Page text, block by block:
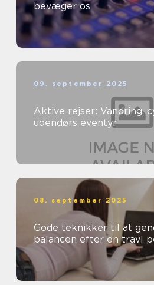
bevæger os
09. september 2025
Aktive rejser: Vandring,
udendørs eventyr
08. september 2025
Gode teknikker til at
balancen efter en travl